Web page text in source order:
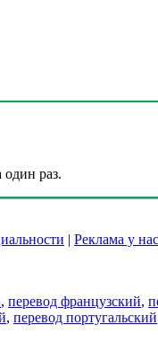
один раз.
| Реклама у нас
, перевод французский,
, перевод португальский